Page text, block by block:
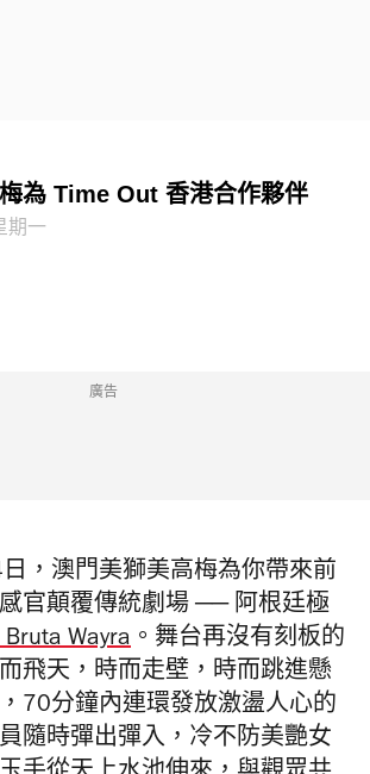
為 Time Out 香港合作夥伴
期一
廣告
，澳門美獅美高梅為你帶來前
官顛覆傳統劇場 ── 阿根廷極
Bruta Wayra 。 舞台再沒有刻板的
飛天，時而走壁，時而跳進懸
70分鐘內連環發放激盪人心的
隨時彈出彈入，冷不防美艷女